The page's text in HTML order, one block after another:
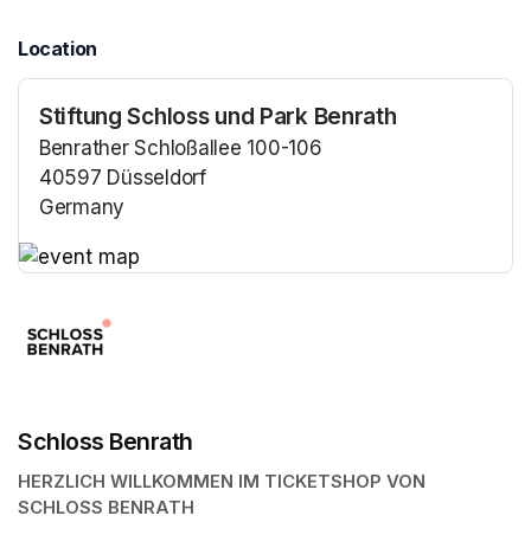
Location
Stiftung Schloss und Park Benrath
Benrather Schloßallee 100-106
40597 Düsseldorf
Germany
Schloss Benrath
HERZLICH WILLKOMMEN IM TICKETSHOP VON
SCHLOSS BENRATH